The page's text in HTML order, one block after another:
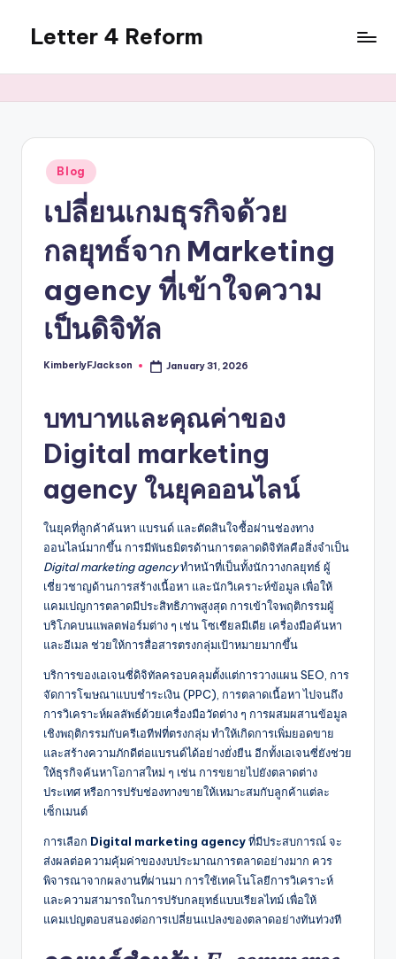
content
Letter 4 Reform
revealing
topics
Posted
in
Blog
เปลี่ยนเกมธุรกิจด้วย
กลยุทธ์จาก Marketing
agency ที่เข้าใจความ
เป็นดิจิทัล
Posted
KimberlyFJackson January 31, 2026
บทบาทและคุณค่าของ
Digital marketing
agency ในยุคออนไลน์
ในยุคที่ลูกค้าค้นหา แบรนด์ และตัดสินใจซื้อผ่านช่องทาง
ออนไลน์มากขึ้น การมีพันธมิตรด้านการตลาดดิจิทัลคือสิ่งจำเป็น
Digital marketing agencyทำหน้าที่เป็นทั้งนักวางกลยุทธ์ ผู้
เชี่ยวชาญด้านการสร้างเนื้อหา และนักวิเคราะห์ข้อมูล เพื่อให้
แคมเปญการตลาดมีประสิทธิภาพสูงสุด การเข้าใจพฤติกรรมผู้
บริโภคบนแพลตฟอร์มต่าง ๆ เช่น โซเชียลมีเดีย เครื่องมือค้นหา
และอีเมล ช่วยให้การสื่อสารตรงกลุ่มเป้าหมายมากขึ้น
บริการของเอเจนซี่ดิจิทัลครอบคลุมตั้งแต่การวางแผน SEO, การ
จัดการโฆษณาแบบชำระเงิน (PPC), การตลาดเนื้อหา ไปจนถึง
การวิเคราะห์ผลลัพธ์ด้วยเครื่องมือวัดต่าง ๆ การผสมผสานข้อมูล
เชิงพฤติกรรมกับครีเอทีฟที่ตรงกลุ่ม ทำให้เกิดการเพิ่มยอดขาย
และสร้างความภักดีต่อแบรนด์ได้อย่างยั่งยืน อีกทั้งเอเจนซี่ยังช่วย
ให้ธุรกิจค้นหาโอกาสใหม่ ๆ เช่น การขยายไปยังตลาดต่าง
ประเทศ หรือการปรับช่องทางขายให้เหมาะสมกับลูกค้าแต่ละ
เซ็กเมนต์
การเลือก Digital marketing agencyที่มีประสบการณ์ จะ
ส่งผลต่อความคุ้มค่าของงบประมาณการตลาดอย่างมาก ควร
พิจารณาจากผลงานที่ผ่านมา การใช้เทคโนโลยีการวิเคราะห์
และความสามารถในการปรับกลยุทธ์แบบเรียลไทม์ เพื่อให้
แคมเปญตอบสนองต่อการเปลี่ยนแปลงของตลาดอย่างทันท่วงที